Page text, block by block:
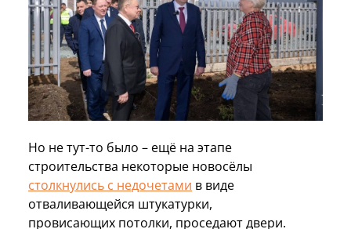
Но не тут-то было – ещё на этапе
строительства некоторые новосёлы
столкнулись с недочетами в виде
отваливающейся штукатурки,
провисающих потолки, проседают двери.